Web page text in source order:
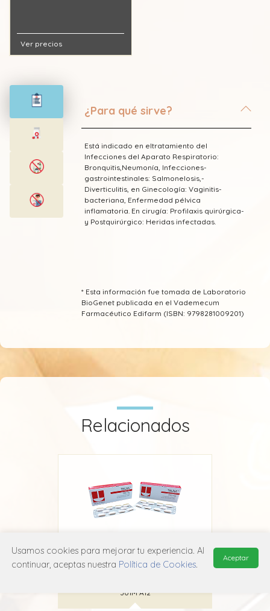
Ver precios
¿Para qué sirve?
Está indicado en eltratamiento del
Infecciones del Aparato Respiratorio:
Bronquitis,­Neumonía,­ Infecciones­
gastrointestinales:­ Salmonelosis,­
Diverticulitis,­ en Ginecología: Vaginitis­
bacteriana,­ Enfermedad pélvica
inflamatoria.­ En cirugía: Profilaxis­ quirúrgica­
y­ Postquirúrgico: Heridas­ infectadas.
* Esta información fue tomada de Laboratorio
BioGenet publicada en el Vademecum
Farmacéutico Edifarm (ISBN: 9798281009201)
Relacionados
Truxa
J01M A12
Usamos cookies para mejorar tu experiencia. Al
continuar, aceptas nuestra Política de Cookies.
Aceptar